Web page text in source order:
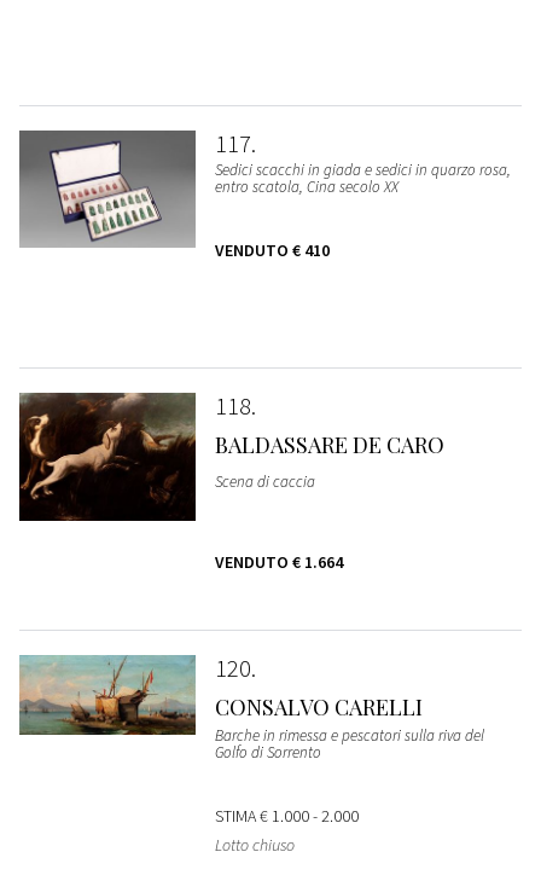
117
Sedici scacchi in giada e sedici in quarzo rosa,
entro scatola, Cina secolo XX
VENDUTO € 410
118
BALDASSARE DE CARO
Scena di caccia
VENDUTO € 1.664
120
CONSALVO CARELLI
Barche in rimessa e pescatori sulla riva del
Golfo di Sorrento
STIMA€ 1.000 - 2.000
Lotto chiuso